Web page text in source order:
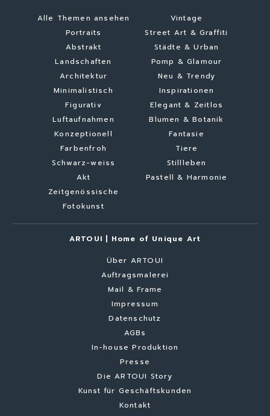
Alle Themen ansehen
Portraits
Abstrakt
Landschaften
Architektur
Minimalistisch
Figurativ
Luftaufnahmen
Konzeptionell
Farbenfroh
Schwarz-weiss
Akt
Zeitgenössische
Fotokunst
Vintage
Street Art & Graffiti
Städte & Urban
Pomp & Glamour
Neu & Trendy
Inspirationen
Elegant & Zeitlos
Blumen & Botanik
Fantasie
Tiere
Stillleben
Pastell & Harmonie
ARTOUI | Home of Unique Art
Über ARTOUI
Auftragsmalerei
Mail & Frame
Impressum
Datenschutz
AGBs
In-house Produktion
Presse
Die ARTOUI Story
Kunst für Geschäftskunden
Kontakt